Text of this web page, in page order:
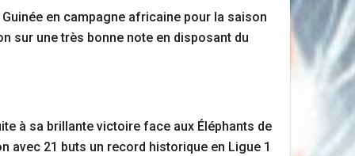
en campagne africaine pour la saison
sur une très bonne note en disposant du
à sa brillante victoire face aux Éléphants de
avec 21 buts un record historique en Ligue 1